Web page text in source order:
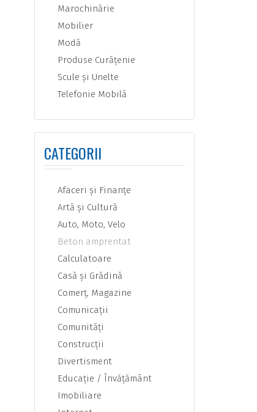
Marochinărie
Mobilier
Modă
Produse Curăţenie
Scule şi Unelte
Telefonie Mobilă
CATEGORII
Afaceri şi Finanţe
Artă şi Cultură
Auto, Moto, Velo
Beton amprentat
Calculatoare
Casă şi Grădină
Comerţ, Magazine
Comunicaţii
Comunităţi
Construcţii
Divertisment
Educaţie / Învăţământ
Imobiliare